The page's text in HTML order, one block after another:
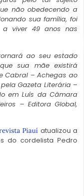
não obedecendo a
sua família, foi
viver 49 anos nas
ao seu estado
sua mãe existirá
Cabral – Achegas ao
Gazeta Literária –
em Luís da Câmara
– Editora Global,
Piauí atualizou a
do cordelista Pedro